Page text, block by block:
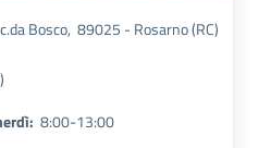
Bosco, 89025 - Rosarno (RC)
8:00-13:00